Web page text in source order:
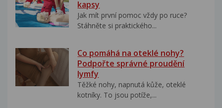
kapsy
Jak mít první pomoc vždy po ruce?
Stáhněte si praktického...
Co pomáhá na oteklé nohy?
Podpořte správné proudění
lymfy
Těžké nohy, napnutá kůže, oteklé
kotníky. To jsou potíže,...